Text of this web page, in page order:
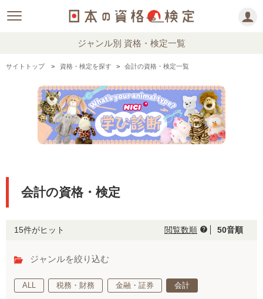
ジャンル別 資格・検定一覧
サイトトップ 資格・検定を探す 会計の資格・検定一覧
会計の資格・検定
15件がヒット 閲覧数順 help 50音順
ジャンルを絞り込む
ALL 税務・財務 金融・証券 会計